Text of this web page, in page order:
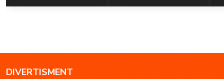
DIVERTISMENT